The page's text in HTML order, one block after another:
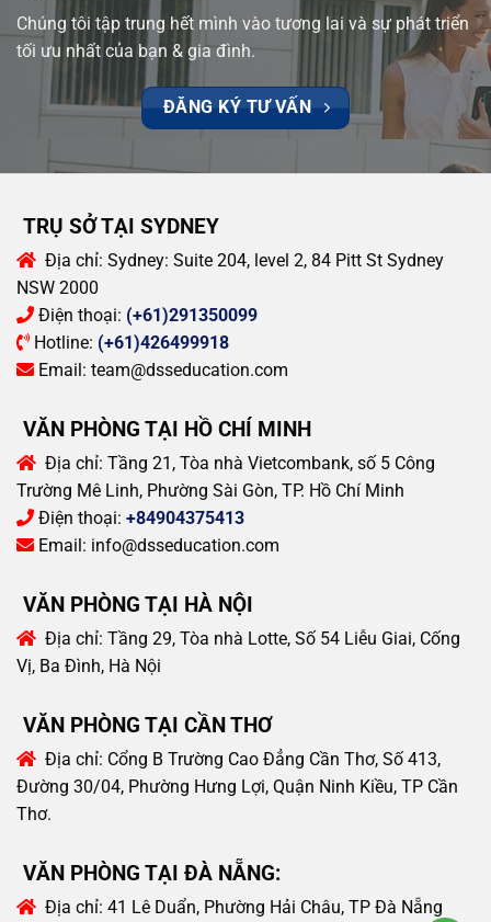
Chúng tôi tập trung hết mình vào tương lai và sự phát triển
tối ưu nhất của bạn & gia đình.
ĐĂNG KÝ TƯ VẤN
TRỤ SỞ TẠI SYDNEY
Địa chỉ: Sydney: Suite 204, level 2, 84 Pitt St Sydney
NSW 2000
Điện thoại: (+61)291350099
Hotline: (+61)426499918
Email: team@dsseducation.com
VĂN PHÒNG TẠI HỒ CHÍ MINH
Địa chỉ: Tầng 21, Tòa nhà Vietcombank, số 5 Công
Trường Mê Linh, Phường Sài Gòn, TP. Hồ Chí Minh
Điện thoại: +84904375413
Email: info@dsseducation.com
VĂN PHÒNG TẠI HÀ NỘI
Địa chỉ: Tầng 29, Tòa nhà Lotte, Số 54 Liễu Giai, Cống
Vị, Ba Đình, Hà Nội
VĂN PHÒNG TẠI CẦN THƠ
Địa chỉ: Cổng B Trường Cao Đẳng Cần Thơ, Số 413,
Đường 30/04, Phường Hưng Lợi, Quận Ninh Kiều, TP Cần
Thơ.
VĂN PHÒNG TẠI ĐÀ NẴNG:
Địa chỉ: 41 Lê Duẩn, Phường Hải Châu, TP Đà Nẵng